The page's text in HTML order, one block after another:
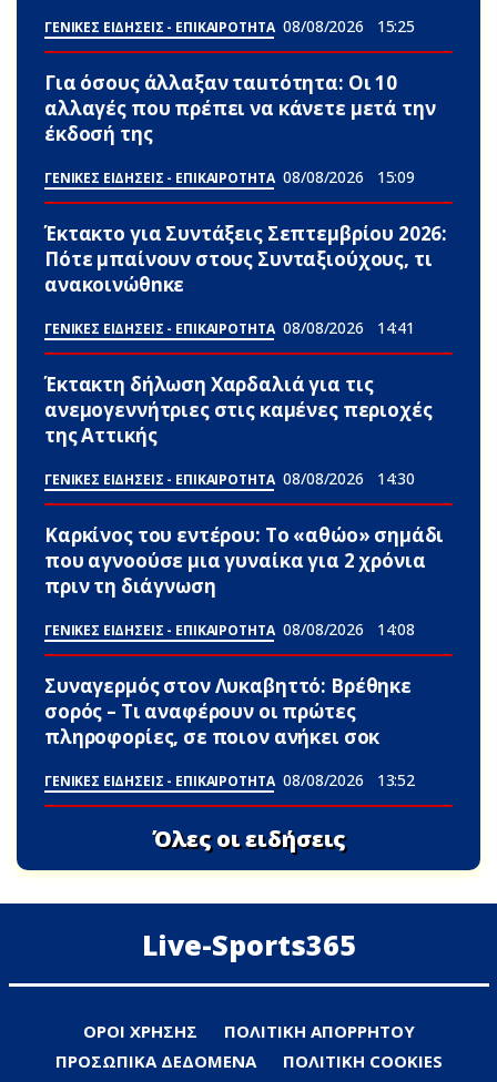
ΓΕΝΙΚΕΣ ΕΙΔΗΣΕΙΣ - ΕΠΙΚΑΙΡΟΤΗΤΑ 08/08/2026 15:25
Για όσους άλλαξαν ταuτότητα: Οι 10
αλλαγές που πρέπει να κάνετε μετά την
έκδοσή της
ΓΕΝΙΚΕΣ ΕΙΔΗΣΕΙΣ - ΕΠΙΚΑΙΡΟΤΗΤΑ 08/08/2026 15:09
Έκτακτο για Συντάξεις Σεπτεμβρίου 2026:
Πότε μπαίνουν στους Συνταξιούχους, τι
ανακοινώθnκε
ΓΕΝΙΚΕΣ ΕΙΔΗΣΕΙΣ - ΕΠΙΚΑΙΡΟΤΗΤΑ 08/08/2026 14:41
Έκτακτη δήλωση Χαρδαλιά για τις
ανεμογεννήτριες στις καμένες περιοχές
της Αττικής
ΓΕΝΙΚΕΣ ΕΙΔΗΣΕΙΣ - ΕΠΙΚΑΙΡΟΤΗΤΑ 08/08/2026 14:30
Καρκίνος του εντέρου: Το «αθώο» σημάδι
που αγνοούσε μια γυναίκα για 2 χρόνια
πριν τη διάγνωση
ΓΕΝΙΚΕΣ ΕΙΔΗΣΕΙΣ - ΕΠΙΚΑΙΡΟΤΗΤΑ 08/08/2026 14:08
Συναγερμός στον Λυκαβηττό: Βρέθηκε
σορός – Τι αναφέρουν οι πρώτες
πληροφορίες, σε ποιον ανήκει σoκ
ΓΕΝΙΚΕΣ ΕΙΔΗΣΕΙΣ - ΕΠΙΚΑΙΡΟΤΗΤΑ 08/08/2026 13:52
Όλες οι ειδήσεις
Live-Sports365
ΟΡΟΙ ΧΡΗΣΗΣ
ΠΟΛΙΤΙΚΗ ΑΠΟΡΡΗΤΟΥ
ΠΡΟΣΩΠΙΚΑ ΔΕΔΟΜΕΝΑ
ΠΟΛΙΤΙΚΗ COOKIES